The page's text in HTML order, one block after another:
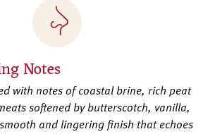
Notes
with notes of coastal brine, rich peat
softened by butterscotch, vanilla,
and lingering finish that echoes